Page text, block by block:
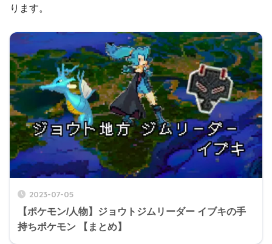
ります。
2023-07-05
【ポケモン/人物】ジョウトジムリーダー イブキの手
持ちポケモン 【まとめ】